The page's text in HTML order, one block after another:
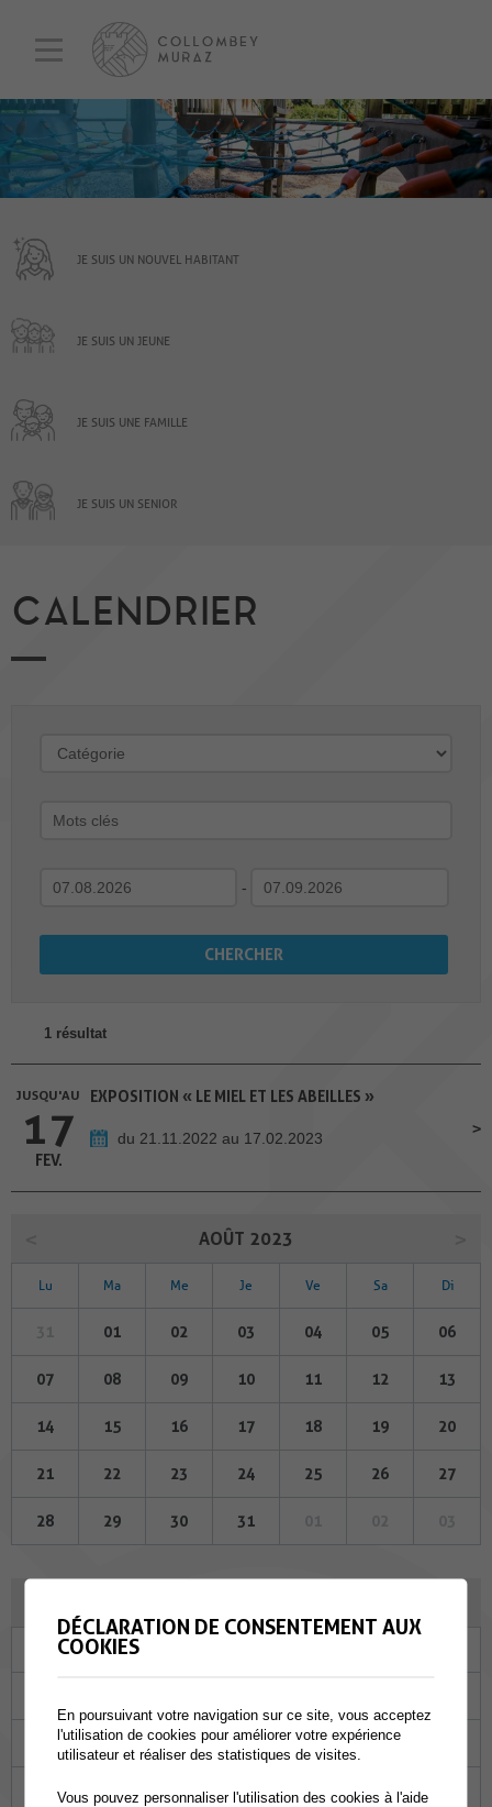
JE SUIS UN NOUVEL HABITANT
JE SUIS UN JEUNE
JE SUIS UNE FAMILLE
JE SUIS UN SENIOR
CALENDRIER
-
1 résultat
JUSQU'AU
17
FEV.
EXPOSITION « LE MIEL ET LES ABEILLES »
du 21.11.2022 au 17.02.2023
AOÛT 2023
Lu Ma Me Je Ve Sa Di
01 02 03 04 05 06
07 08 09 10 11 12 13
14 15 16 17 18 19 20
21 22 23 24 25 26 27
28 29 30 31
Ma
05 06 07 08 09
14 15 16
DÉCLARATION DE CONSENTEMENT AUX
COOKIES
En poursuivant votre navigation sur ce site, vous acceptez
l'utilisation de cookies pour améliorer votre expérience
utilisateur et réaliser des statistiques de visites.
Vous pouvez personnaliser l'utilisation des cookies à l'aide